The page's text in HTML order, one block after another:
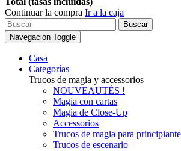
Continuar la compra Ir a la caja
Buscar
Navegación Toggle
Casa
Categorías
Trucos de magia y accessorios
NOUVEAUTÉS !
Magia con cartas
Magia de Close-Up
Accessorios
Trucos de magia para
Trucos de escenario